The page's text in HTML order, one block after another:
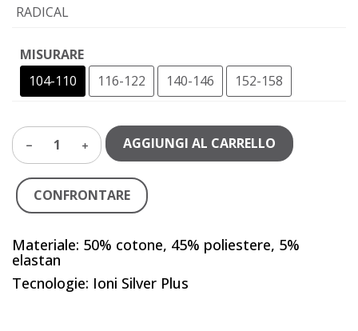
RADICAL
MISURARE
104-110
116-122 140-146 152-158
1 AGGIUNGI AL CARRELLO
CONFRONTARE
Materiale: 50% cotone, 45% poliestere, 5%
elastan
Tecnologie: Ioni Silver Plus